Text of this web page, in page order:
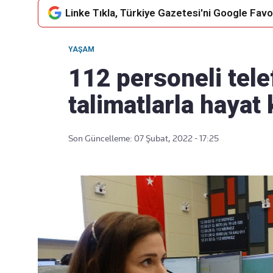
akışımıza ulaşın
Linke Tıkla, Türkiye Gazetesi'ni Google
YAŞAM
112 personeli
talimatlarla hayat
Son Güncelleme: 07 Şubat, 2022 - 17:25